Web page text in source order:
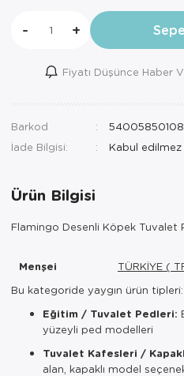
- +
Fiyatı Düşünce Haber
Barkod
İade Bilgisi:
Ürün Bilgisi
Flamingo Desenli Köpek Tuvalet
Menşei
TÜRKİYE (
Bu kategoride yaygın ürün tipleri:
Eğitim / Tuvalet Pedleri:
yüzeyli ped modelleri
Tuvalet Kafesleri /
alan, kapaklı model